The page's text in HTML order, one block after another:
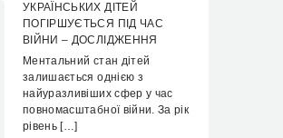
УКРАЇНСЬКИХ ДІТЕЙ
ПОГІРШУЄТЬСЯ ПІД ЧАС
ВІЙНИ – ДОСЛІДЖЕННЯ
Ментальний стан дітей
залишається однією з
найуразливіших сфер у час
повномасштабної війни. За рік
рівень […]